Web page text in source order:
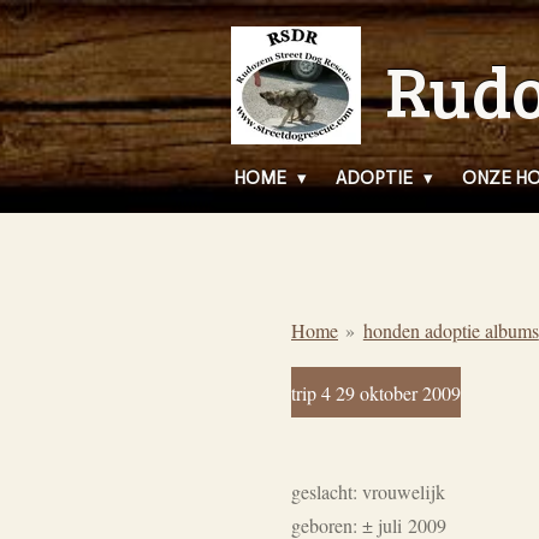
Ga
direct
naar
de
hoofdinhoud
HOME ADOPTIE ONZE
Home » honden adoptie albums
trip 4 29 oktober 2009
geslacht: vrouwelijk
geboren: ± juli 2009